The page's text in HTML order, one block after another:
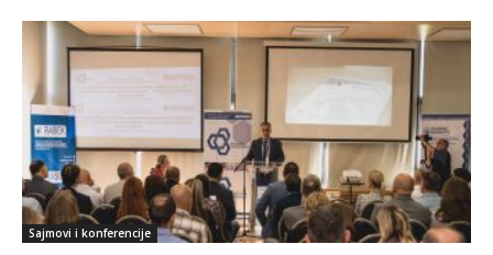
Sajmovi i konferencije